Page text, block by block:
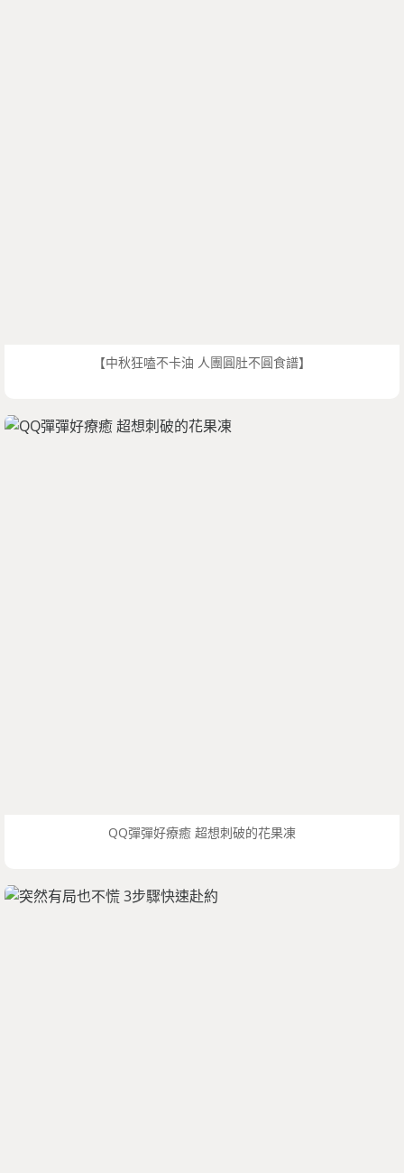
【中秋狂嗑不卡油 人團圓肚不圓食譜】
QQ彈彈好療癒 超想刺破的花果凍